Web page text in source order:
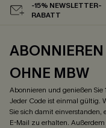
-15% NEWSLETTER-
RABATT
ABONNIEREN
OHNE MBW
Abonnieren und genießen Sie
Jeder Code ist einmal gültig.
Sie sich damit einverstanden,
E-Mail zu erhalten.